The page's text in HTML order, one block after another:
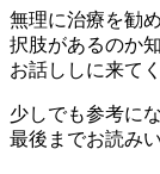
無理に治療を勧
択肢があるのか
お話ししに来て
少しでも参考に
最後までお読み